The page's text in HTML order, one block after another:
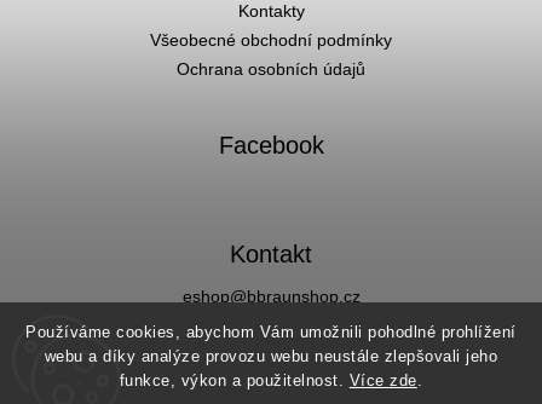
Používáme cookies, abychom Vám umožnili pohodlné prohlížení
webu a díky analýze provozu webu neustále zlepšovali jeho
funkce, výkon a použitelnost. Více zde.
Kontakty
Všeobecné obchodní podmínky
Ochrana osobních údajů
Facebook
Kontakt
eshop@bbraunshop.cz
Facebook
Instagram